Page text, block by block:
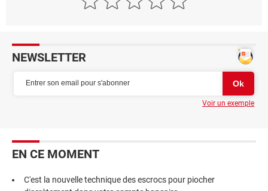
NEWSLETTER
Voir un exemple
EN CE MOMENT
C'est la nouvelle technique des escrocs pour piocher